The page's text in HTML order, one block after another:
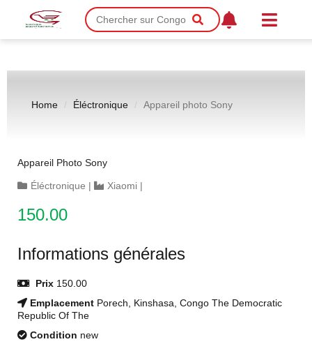
Home Éléctronique Appareil photo Sony
Appareil Photo Sony
Éléctronique | Xiaomi |
150.00
Informations générales
Prix 150.00
Emplacement Porech, Kinshasa, Congo The Democratic
Republic Of The
Condition new